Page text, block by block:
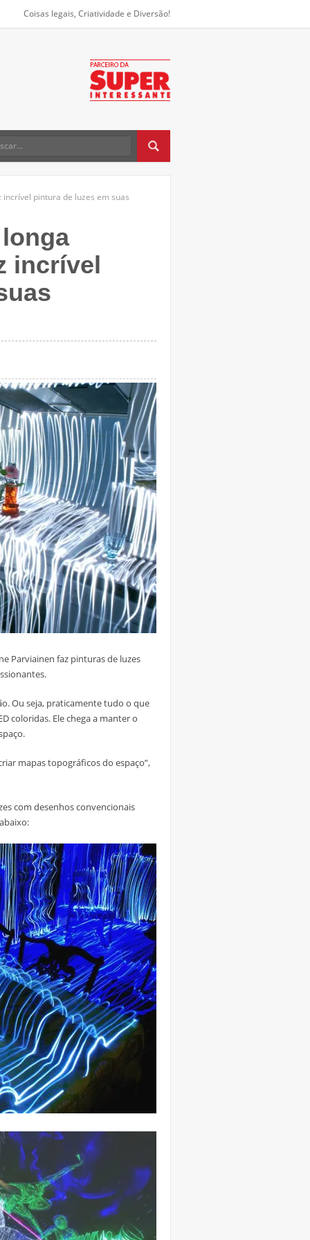
Coisas legais, Criatividade e Diversão!
pintura de luzes em suas
incrível
Parviainen faz pinturas de luzes
Ou seja, praticamente tudo o que
coloridas. Ele chega a manter o
mapas topográficos do espaço”,
com desenhos convencionais